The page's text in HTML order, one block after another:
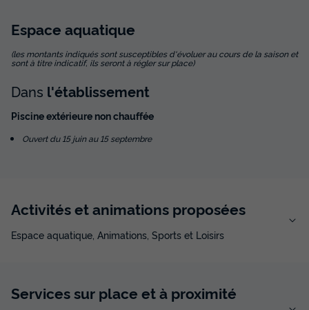
Accueil mobilité réduite
Cafetière
coin cuisine - salle d'eau - Hébergement de plain pied
du24/09/2026au01/10/2026
Meilleur prix pour 7 nuits
Espace aquatique
(les montants indiqués sont susceptibles d'évoluer au cours de la saison et
sont à titre indicatif, ils seront à régler sur place)
Dans l'établissement
Piscine extérieure non chauffée
Ouvert du 15 juin au 15 septembre
Activités et animations proposées
Espace aquatique, Animations, Sports et Loisirs
Services sur place et à proximité